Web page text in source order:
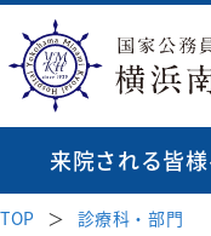
来院される皆
TOP 診療科・部門